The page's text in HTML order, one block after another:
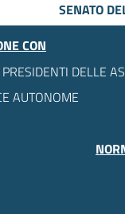
SENATO
CON
DELLE
AUTONOME